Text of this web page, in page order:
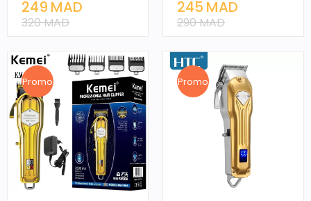
249 MAD
320 MAD
245 MAD
290 MAD
Promo Promo